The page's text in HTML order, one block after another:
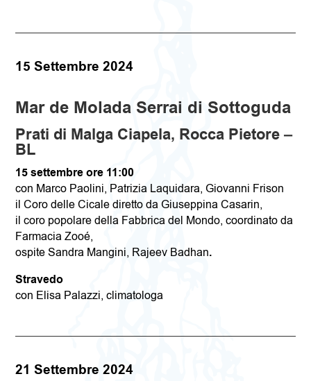
15 Settembre 2024
Mar de Molada Serrai di Sottoguda
Prati di Malga Ciapela, Rocca Pietore –
BL
15 settembre ore 11:00
con Marco Paolini, Patrizia Laquidara, Giovanni Frison
il Coro delle Cicale diretto da Giuseppina Casarin,
il coro popolare della Fabbrica del Mondo, coordinato da
Farmacia Zooé,
ospite Sandra Mangini, Rajeev Badhan.
Stravedo
con Elisa Palazzi, climatologa
21 Settembre 2024